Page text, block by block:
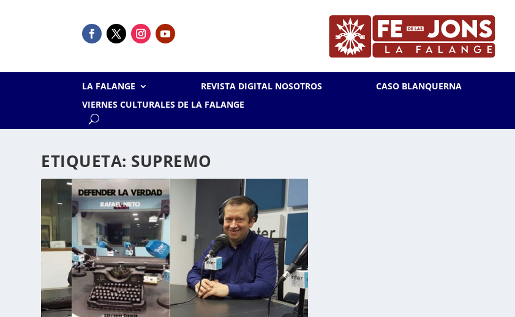
LA FALANGE REVISTA DIGITAL NOSOTROS CASO BLANQUERNA
VIERNES CULTURALES DE LA FALANGE
ETIQUETA: SUPREMO